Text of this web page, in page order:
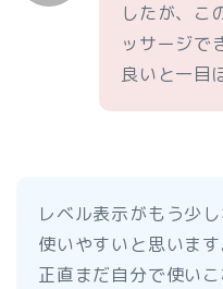
したが、こ
ッサージで
良いと一目
レベル表示がもう少
使いやすいと思います
正直まだ自分で使い